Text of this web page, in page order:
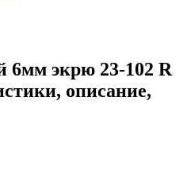
6мм экрю 23-102 R
описание,